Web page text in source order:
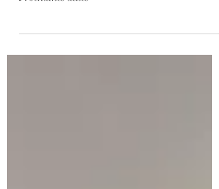
Ateliers du samedi
Prochaines dates